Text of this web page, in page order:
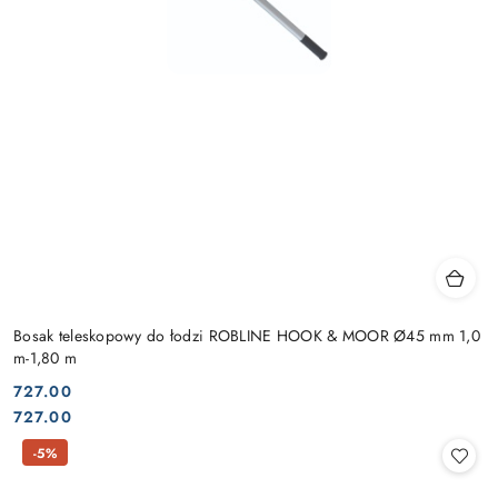
Bosak teleskopowy do łodzi ROBLINE HOOK & MOOR Ø45 mm 1,0
m-1,80 m
Cena:
727.00
Cena:
727.00
-5%